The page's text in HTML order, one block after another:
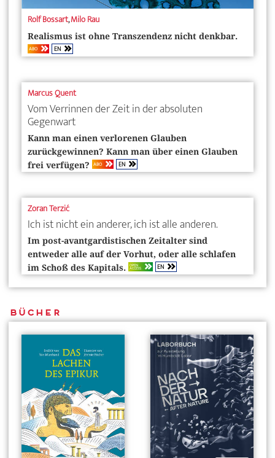
Rolf Bossart,Milo Rau
Realismus ist ohne Transzendenz nicht denkbar.
ABO EN
Marcus Quent
Vom Verrinnen der Zeit in der absoluten
Gegenwart
Kann man einen verlorenen Glauben
zurückgewinnen? Kann man über einen Glauben
frei verfügen? ABO EN
Zoran Terzić
Ich ist nicht ein anderer, ich ist alle anderen.
Im post-avantgardistischen Zeitalter sind
entweder alle auf der Vorhut, oder alle schlafen
im Schoß des Kapitals. OPEN
ACCESS EN
Bücher